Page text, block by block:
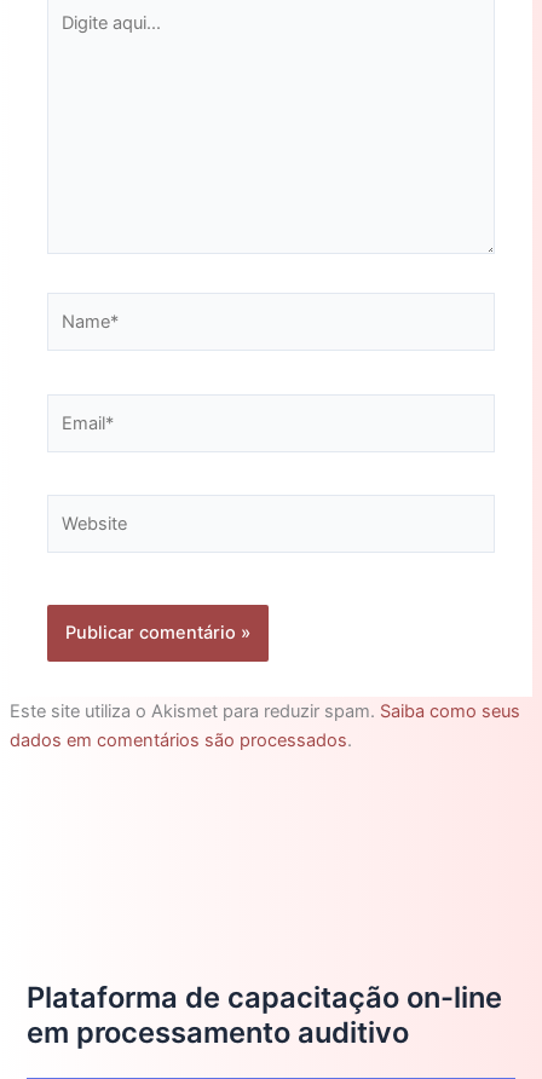
aqui...
Este site utiliza o Akismet para reduzir spam. Saiba como seus
dados em comentários são processados.
Plataforma de capacitação on-line
em processamento auditivo